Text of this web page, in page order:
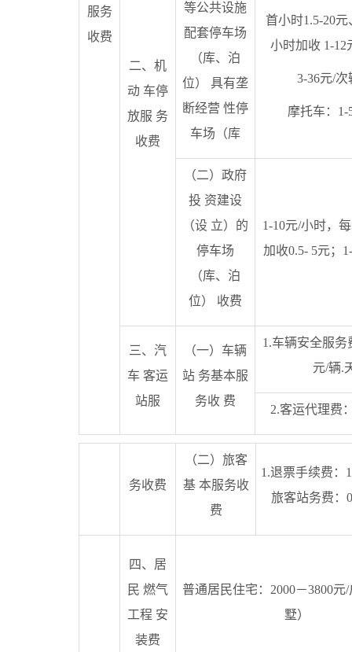
服务
收费
二、机
动 车停
放服 务
收费
等公共设施
配套停车场
（库、泊
位） 具有垄
断经营 性停
车场（库
首小时1.5-20
小时加收 1-12
3-36元/次
摩托车：1-
（二）政府
投 资建设
（设 立）的
停车场
（库、泊
位） 收费
1-10元/小时，
加收0.5- 5元；
三、汽
车 客运
站服
（一）车辆
站 务基本服
务收 费
1.车辆安全服务
元/辆.
2.客运代理费
务收费
（二）旅客
基 本服务收
费
1.退票手续费：
旅客站务费：
四、居
民 燃气
工程 安
装费
普通居民住宅：2000－3800元
墅）